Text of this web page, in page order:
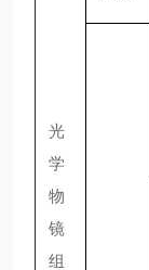
光
学
物
镜
组